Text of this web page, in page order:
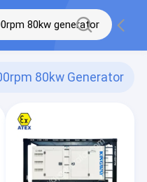
80kw Generator